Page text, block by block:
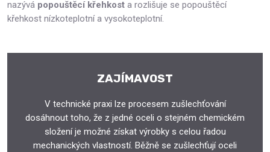
nazývá popouštěcí křehkost a rozlišuje se popouštěcí
křehkost nízkoteplotní a vysokoteplotní.
ZAJÍMAVOST
V technické praxi lze procesem zušlechťování
dosáhnout toho, že z jedné oceli o stejném chemickém
složení je možné získat výrobky s celou řadou
mechanických vlastností. Běžně se zušlechťují oceli